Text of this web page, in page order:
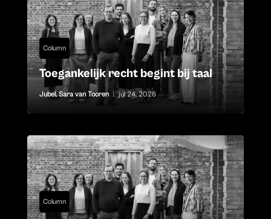
Column
Toegankelijk recht begint bij taal
Jubel,Sara van Tooren | jul 24, 2026
Column